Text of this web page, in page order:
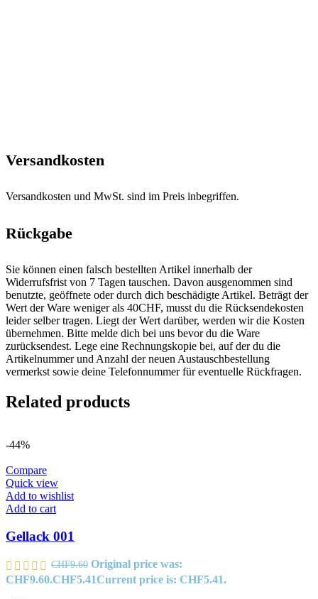
Versandkosten
Versandkosten und MwSt. sind im Preis inbegriffen.
Rückgabe
Sie können einen falsch bestellten Artikel innerhalb der
Widerrufsfrist von 7 Tagen tauschen. Davon ausgenommen sind
benutzte, geöffnete oder durch dich beschädigte Artikel. Beträgt der
Wert der Ware weniger als 40CHF, musst du die Rücksendekosten
leider selber tragen. Liegt der Wert darüber, werden wir die Kosten
übernehmen. Bitte melde dich bei uns bevor du die Ware
zurücksendest. Lege eine Rechnungskopie bei, auf der du die
Artikelnummer und Anzahl der neuen Austauschbestellung
vermerkst sowie deine Telefonnummer für eventuelle Rückfragen.
Related products
-44%
Compare
Quick view
Add to wishlist
Add to cart
Gellack 001
CHF9.60 Original price was:
CHF9.60.CHF5.41Current price is: CHF5.41.